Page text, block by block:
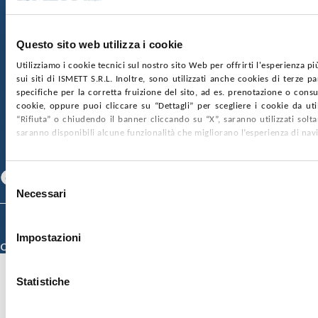
Questo sito web utilizza i cookie
Utilizziamo i cookie tecnici sul nostro sito Web per offrirti l'esperienza
sui siti di ISMETT S.R.L. Inoltre, sono utilizzati anche cookies di terze
specifiche per la corretta fruizione del sito, ad es. prenotazione o
cookie, oppure puoi cliccare su “Dettagli” per scegliere i cookie da
“Rifiuta” o chiudendo il banner cliccando su “X”, saranno utilizzati
saranno disponibili alcune funzionalità che migliorano l’esperienza di
Selezione
delNecessari
Impostazioni
Statistiche
nr. REA PA-201818 P.I. 04544550827
SOCIETÀ TRASPARENTE WHISTLEBLOWING
GARE E CONTRATTIPRIVACYCOOKIE POLICY
SOSTIENICIMAPPA DEL SITOACCESSIBILITÀ
CONTATTI
Specializzazione)
Credits